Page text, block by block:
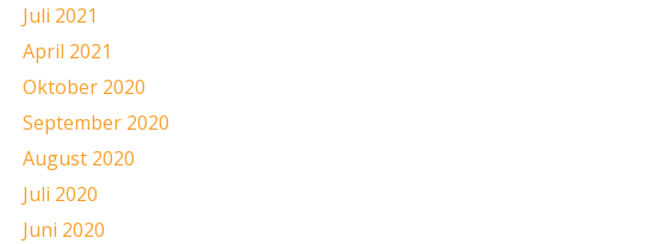
Juli 2021
April 2021
Oktober 2020
September 2020
August 2020
Juli 2020
Juni 2020